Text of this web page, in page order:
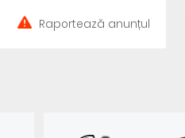
Raportează anunțul